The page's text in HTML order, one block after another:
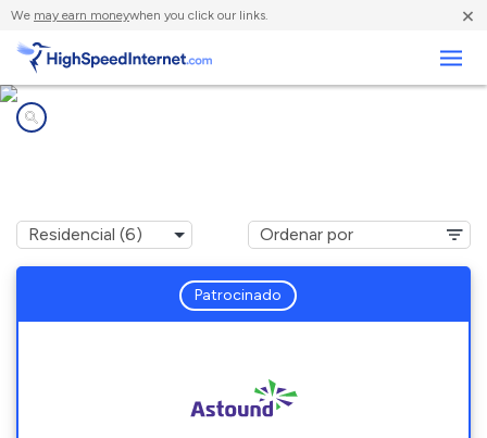
We may earn moneywhen you click our links. ×
Patrocinado